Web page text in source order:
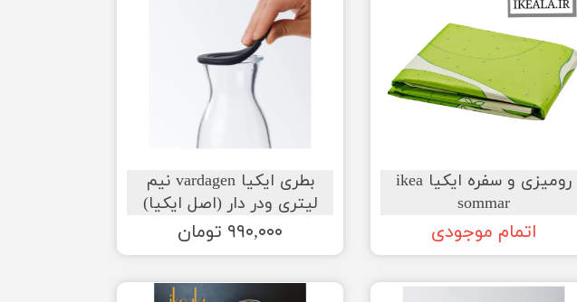
رومیزی و سفره ایکیا ikea
sommar
اتمام موجودی
بطری ایکیا vardagen نیم
لیتری ودر دار (اصل ایکیا)
۹۹۰,۰۰۰ تومان